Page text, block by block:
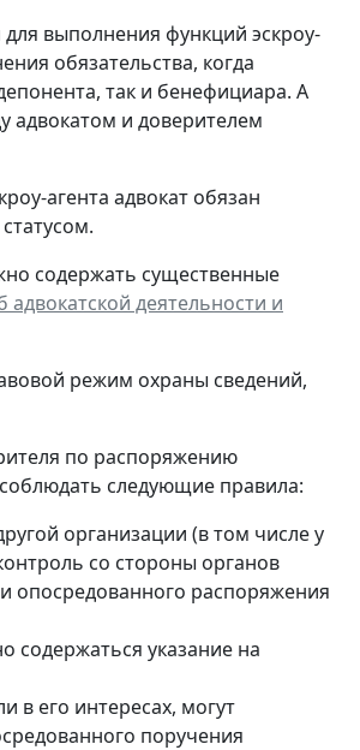
выполнения функций эскроу-
обязательства, когда
так и бенефициара. А
адвокатом и доверителем
агента адвокат обязан
содержать существенные
адвокатской деятельности и
режим охраны сведений,
по распоряжению
следующие правила:
организации (в том числе у
со стороны органов
опосредованного распоряжения
содержаться указание на
в его интересах, могут
поручения